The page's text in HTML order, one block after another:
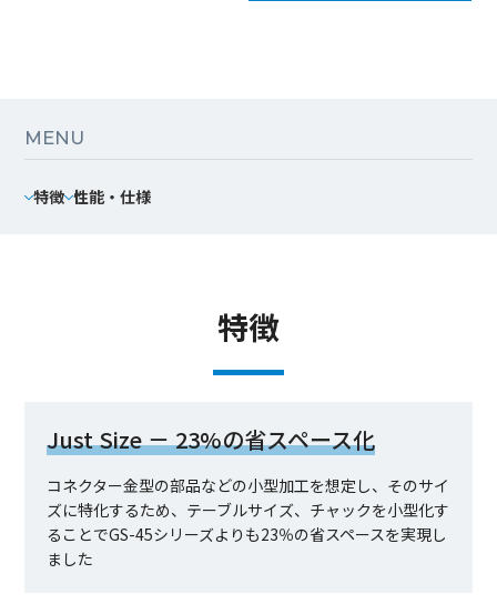
MENU
特徴 性能・仕様
特徴
Just Size － 23%の省スペース化
コネクター金型の部品などの小型加工を想定し、そのサイ
ズに特化するため、テーブルサイズ、チャックを小型化す
ることでGS-45シリーズよりも23％の省スペースを実現し
ました